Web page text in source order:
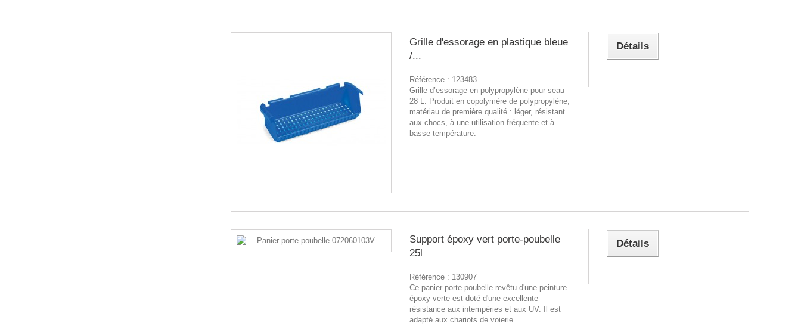
Grille d'essorage en plastique bleue
/...
Référence : 123483
Grille d’essorage en polypropylène pour seau
28 L. Produit en copolymère de polypropylène,
matériau de première qualité : léger, résistant
aux chocs, à une utilisation fréquente et à
basse température.
Détails
Support époxy vert porte-poubelle
25l
Référence : 130907
Ce panier porte-poubelle revêtu d'une peinture
époxy verte est doté d'une excellente
résistance aux intempéries et aux UV. Il est
adapté aux chariots de voierie.
Détails